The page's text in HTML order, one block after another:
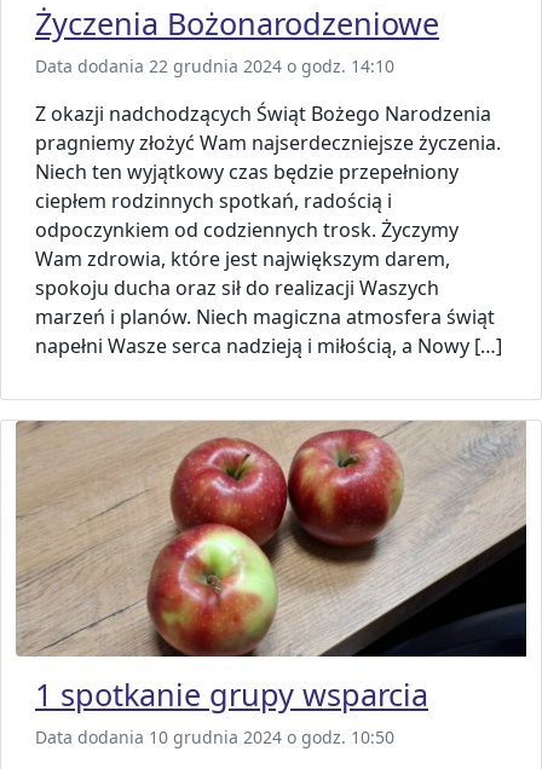
Życzenia Bożonarodzeniowe
Data dodania 22 grudnia 2024 o godz. 14:10
Z okazji nadchodzących Świąt Bożego Narodzenia
pragniemy złożyć Wam najserdeczniejsze życzenia.
Niech ten wyjątkowy czas będzie przepełniony
ciepłem rodzinnych spotkań, radością i
odpoczynkiem od codziennych trosk. Życzymy
Wam zdrowia, które jest największym darem,
spokoju ducha oraz sił do realizacji Waszych
marzeń i planów. Niech magiczna atmosfera świąt
napełni Wasze serca nadzieją i miłością, a Nowy […]
1 spotkanie grupy wsparcia
Data dodania 10 grudnia 2024 o godz. 10:50